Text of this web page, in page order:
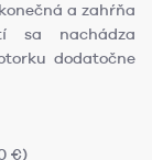
a zahŕňa
sa nachádza
dodatočne
€)